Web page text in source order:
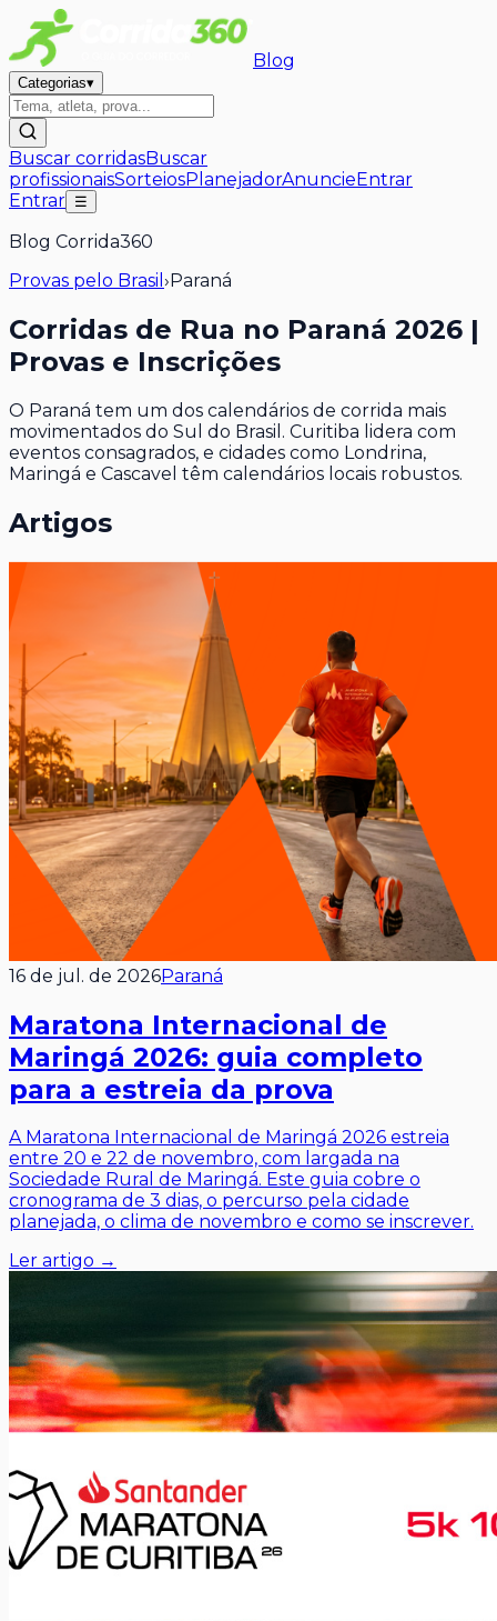
Blog
Categorias▾
Buscar corridasBuscar
profissionaisSorteiosPlanejadorAnuncieEntrar
Entrar ☰
Blog Corrida360
Provas pelo Brasil ›Paraná
Corridas de Rua no Paraná 2026 |
Provas e Inscrições
O Paraná tem um dos calendários de corrida mais
movimentados do Sul do Brasil. Curitiba lidera com
eventos consagrados, e cidades como Londrina,
Maringá e Cascavel têm calendários locais robustos.
Artigos
16 de jul. de 2026Paraná
Maratona Internacional de
Maringá 2026: guia completo
para a estreia da prova
A Maratona Internacional de Maringá 2026 estreia
entre 20 e 22 de novembro, com largada na
Sociedade Rural de Maringá. Este guia cobre o
cronograma de 3 dias, o percurso pela cidade
planejada, o clima de novembro e como se inscrever.
Ler artigo →